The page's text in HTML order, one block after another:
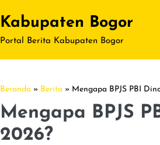
Kabupaten Bogor
Portal Berita Kabupaten Bogor
Beranda » Berita » Mengapa BPJS PBI
Mengapa BPJS
2026?